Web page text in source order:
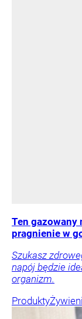
Ten gazowany
pragnienie w
Szukasz
napój będzie
organizm.
Produkty